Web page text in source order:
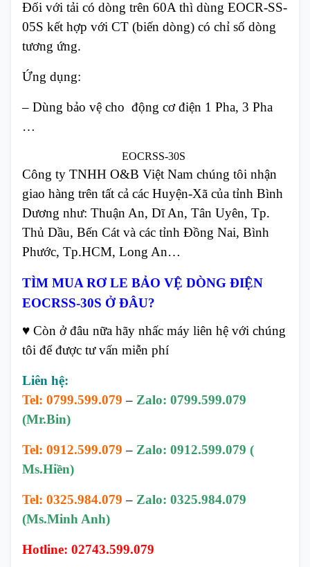
Đối với tải có dòng trên 60A thì dùng EOCR-SS-
05S kết hợp với CT (biến dòng) có chỉ số dòng
tương ứng.
Ứng dụng:
– Dùng bảo vệ cho động cơ điện 1 Pha, 3 Pha
…
EOCRSS-30S
Công ty TNHH O&B Việt Nam chúng tôi nhận
giao hàng trên tất cả các Huyện-Xã của tỉnh Bình
Dương như: Thuận An, Dĩ An, Tân Uyên, Tp.
Thủ Dầu, Bến Cát và các tỉnh Đồng Nai, Bình
Phước, Tp.HCM, Long An…
TÌM MUA RƠ LE BẢO VỆ DÒNG ĐIỆN
EOCRSS-30S Ở ĐÂU?
♥ Còn ở đâu nữa hãy nhấc máy liên hệ với chúng
tôi để được tư vấn miễn phí
Liên hệ:
Tel: 0799.599.079 – Zalo: 0799.599.079
(Mr.Bin)
Tel: 0912.599.079– Zalo: 0912.599.079 (
Ms.Hiền)
Tel: 0325.984.079 – Zalo: 0325.984.079
(Ms.Minh Anh)
Hotline: 02743.599.079